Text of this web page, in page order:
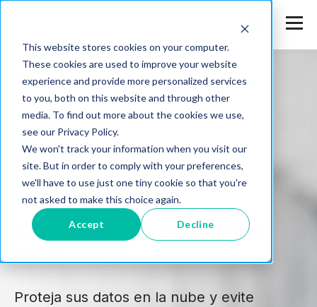
This website stores cookies on your computer.
These cookies are used to improve your website
experience and provide more personalized services
to you, both on this website and through other
media. To find out more about the cookies we use,
see our Privacy Policy.
We won't track your information when you visit our
site. But in order to comply with your preferences,
we'll have to use just one tiny cookie so that you're
not asked to make this choice again.
Accept Decline
Protección de datos en la
Proteja sus datos en la nube y evite